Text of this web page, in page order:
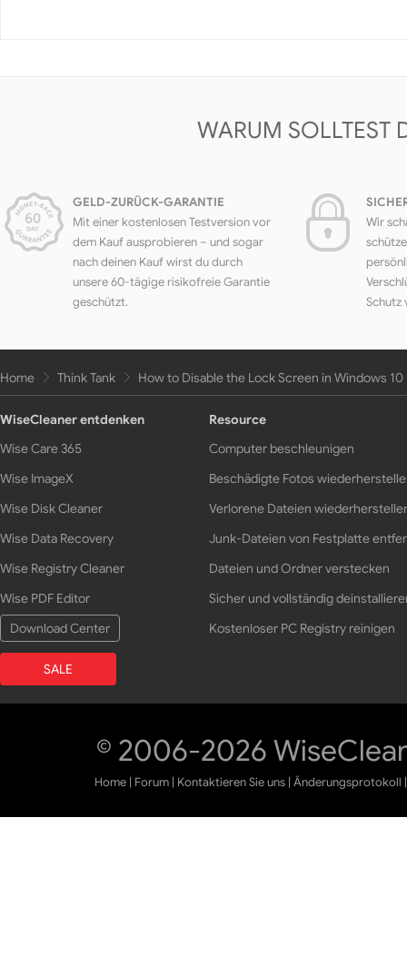
WARUM SOLLTEST
GELD-ZURÜCK-GARANTIE
Mit einer kostenlosen Testversion vor
dem Kauf ausprobieren – und sogar
nach deinen Kauf wirst du durch
unsere 60-tägige risikofreie Garantie
geschützt.
Wir
Schutz
Home Think Tank How to Disable the Lock Screen in Windows 10
WiseCleaner entdenken
Wise Care 365
Wise ImageX
Wise Disk Cleaner
Wise Data Recovery
Wise Registry Cleaner
Wise PDF Editor
Download Center
SALE
Resource
Computer beschleunigen
Beschädigte Fotos
Verlorene Dateien
Junk-Dateien von Festplatte
Dateien und Ordner verstecken
Sicher und vollständig
Kostenloser PC Registry reinigen
© 2006-2026
Home | Forum | Kontaktieren Sie uns |Änderungsprotokoll